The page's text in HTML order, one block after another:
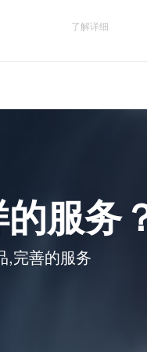
了解详细
服务
,完善的服务